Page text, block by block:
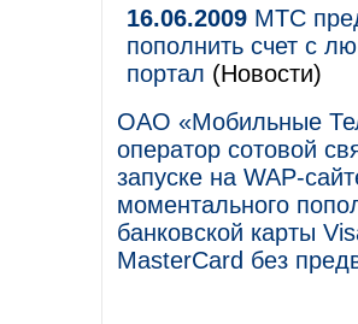
16.06.2009 МТС
пополнить счет с
портал (Новости)
ОАО «Мобильные
оператор сотовой
запуске на WAP-
моментального
банковской карты
MasterCard без